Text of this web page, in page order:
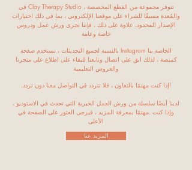
في Clay Therapy Studio ، تتوفر مجموعة من القطع المخصصة
والمُعدة مسبقًا للشراء على موقعنا الإلكتروني ، بما في ذلك اختيارات
الإصدار المحدود. علاوة على ذلك ، فإننا نجري ورش عمل ودروس
خاصة وعامة
بالنسبة لجميع التحديثات ، نستخدم صفحة Instagram الخاصة بنا
كمنصة ، لذلك ابق على اتصال وتابعنا للبقاء على اطلاع على متجرنا
والعروض التعليمية
.إذا كنت مهتمًا بالتعاون ، فلا تتردد في التواصل معنا دون تردد!
لدينا أيضًا سلسلة من ورش العمل الخيرية التي تحدث في الاستوديو ،
وإذا كنت .مهتمًا بمعرفة المزيد ، فيرجى العثور على الصفحة في
الأعلى
المزيد عنا